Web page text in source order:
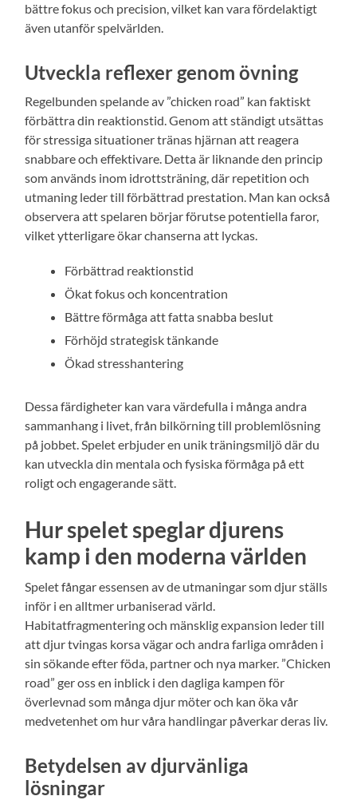
bättre fokus och precision, vilket kan vara fördelaktigt
även utanför spelvärlden.
Utveckla reflexer genom övning
Regelbunden spelande av ”chicken road” kan faktiskt
förbättra din reaktionstid. Genom att ständigt utsättas
för stressiga situationer tränas hjärnan att reagera
snabbare och effektivare. Detta är liknande den princip
som används inom idrottsträning, där repetition och
utmaning leder till förbättrad prestation. Man kan också
observera att spelaren börjar förutse potentiella faror,
vilket ytterligare ökar chanserna att lyckas.
Förbättrad reaktionstid
Ökat fokus och koncentration
Bättre förmåga att fatta snabba beslut
Förhöjd strategisk tänkande
Ökad stresshantering
Dessa färdigheter kan vara värdefulla i många andra
sammanhang i livet, från bilkörning till problemlösning
på jobbet. Spelet erbjuder en unik träningsmiljö där du
kan utveckla din mentala och fysiska förmåga på ett
roligt och engagerande sätt.
Hur spelet speglar djurens
kamp i den moderna världen
Spelet fångar essensen av de utmaningar som djur ställs
inför i en alltmer urbaniserad värld.
Habitatfragmentering och mänsklig expansion leder till
att djur tvingas korsa vägar och andra farliga områden i
sin sökande efter föda, partner och nya marker. ”Chicken
road” ger oss en inblick i den dagliga kampen för
överlevnad som många djur möter och kan öka vår
medvetenhet om hur våra handlingar påverkar deras liv.
Betydelsen av djurvänliga
lösningar